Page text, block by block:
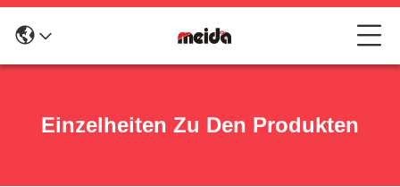
Einzelheiten Zu Den Produkten